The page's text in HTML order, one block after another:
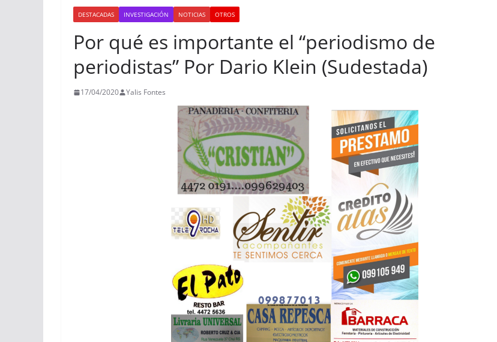
DESTACADAS INVESTIGACIÓN NOTICIAS OTROS
Por qué es importante el “periodismo de
periodistas” Por Dario Klein (Sudestada)
17/04/2020 Yalis Fontes